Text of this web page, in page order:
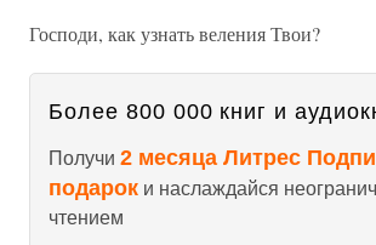
Господи, как узнать веления Твои?
Более 800 000 книг и
Получи 2 месяца Литрес
подарок и наслаждайся
чтением